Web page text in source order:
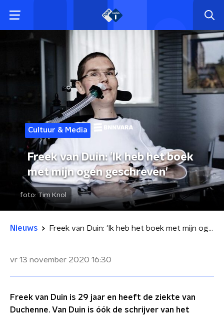
Cultuur & Media
Freek van Duin: 'Ik heb het boek
met mijn ogen geschreven'
foto: Tim Knol
Nieuws Freek van Duin: 'Ik heb het boek met mijn ogen geschreven'
vr 13 november 2020 16:30
Freek van Duin is 29 jaar en heeft de ziekte van
Duchenne. Van Duin is óók de schrijver van het